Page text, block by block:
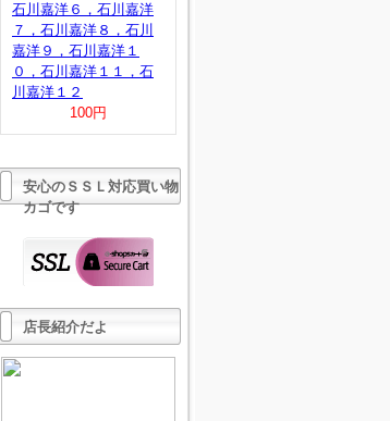
石川嘉洋６，石川嘉洋
７，石川嘉洋８，石川
嘉洋９，石川嘉洋１
０，石川嘉洋１１，石
川嘉洋１２
100円
安心のＳＳＬ対応買い物
カゴです
店長紹介だよ